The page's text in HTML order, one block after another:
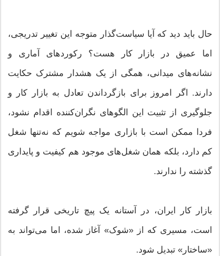
حال باید دید که آیا سیاست‌گذار متوجه این تغییر تدریجی،
اما عمیق در بازار کار هست؟ رکورد‌های آماری و
نشانه‌های میدانی، همگی از یک هشدار مشترک حکایت
دارند. اگر امروز برای بازگرداندن تعادل به بازار کار و
جلوگیری از تثبیت این الگو‌های نگران‌کننده اقدام نشود،
فردا ممکن است با بازاری مواجه شویم که نه‌تنها شغل
کم دارد، بلکه همان شغل‌های موجود هم کیفیت و پایداری
گذشته را ندارند.
بازار کار ایران، در آستانه یک پیچ تاریخی قرار گرفته
است، مسیری که از «شوک» آغاز شده، اما می‌تواند به
«ساختار» تبدیل شود.